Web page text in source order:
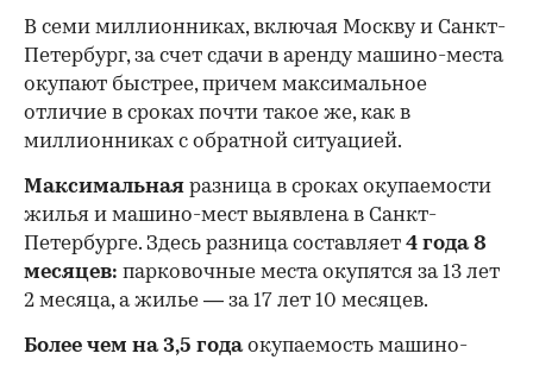
В семи миллионниках, включая Москву и Санкт-
Петербург, за счет сдачи в аренду машино-места
окупают быстрее, причем максимальное
отличие в сроках почти такое же, как в
миллионниках с обратной ситуацией.
Максимальная разница в сроках окупаемости
жилья и машино-мест выявлена в Санкт-
Петербурге. Здесь разница составляет 4 года 8
месяцев: парковочные места окупятся за 13 лет
2 месяца, а жилье — за 17 лет 10 месяцев.
Более чем на 3,5 годаокупаемость машино-